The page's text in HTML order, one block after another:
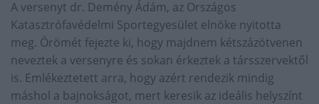
A versenyt dr. Demény Ádám, az Országos
Katasztrófavédelmi Sportegyesület elnöke nyitotta
meg. Örömét fejezte ki, hogy majdnem kétszázötvenen
neveztek a versenyre és sokan érkeztek a társszervektől
is. Emlékeztetett arra, hogy azért rendezik mindig
máshol a bajnokságot, mert keresik az ideális helyszínt